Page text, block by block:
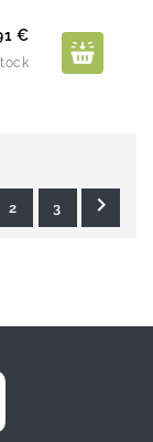
Prix
€
2 3 